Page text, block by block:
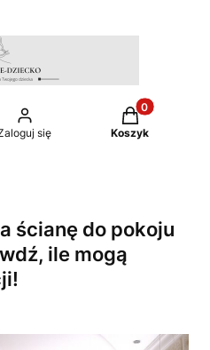
się
Produkty w
Koszyk
ścianę do pokoju
ile mogą